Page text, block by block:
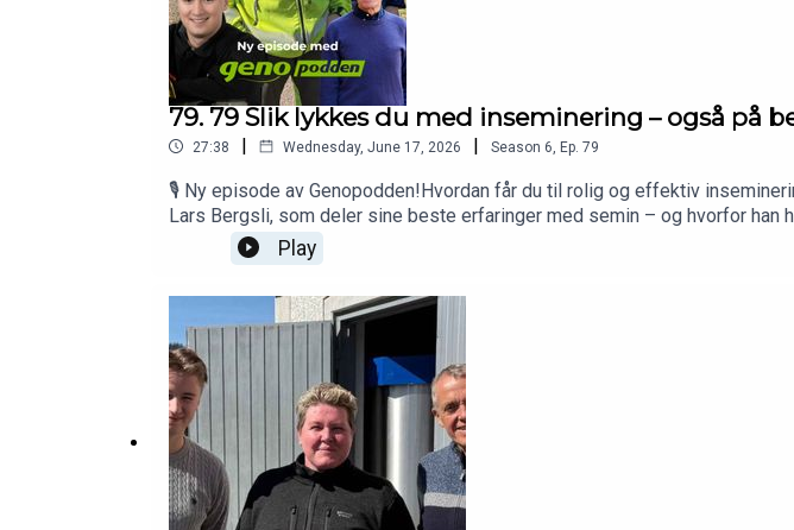
79. 79 Slik lykkes du med inseminering – også på
27:38 | Wednesday, June 17, 2026 | Season 6 Ep. 79
🎙️ Ny episode av Genopodden!Hvordan får du til rolig og effektiv
Lars Bergsli, som deler sine beste erfaringer med semin – og hvorfor
Hege Hunskaar Tajet, som gir faglige råd og konkrete tips du kan bruke i
av inseminering✅ Slik lykkes du med inseminering på beiteI tillegg
Play